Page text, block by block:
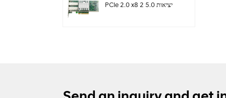
PCIe 2.0 x8 2 יציאות 5.0